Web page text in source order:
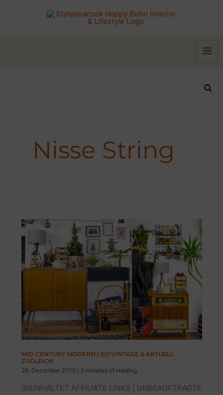
Nisse String
MID CENTURY MODERN | SO VINTAGE & AKTUELL
ZUGLEICH
29. Dezember 2019
5 minutes of reading
[BEINHALTET AFFILIATE LINKS | UNBEAUFTRAGTE